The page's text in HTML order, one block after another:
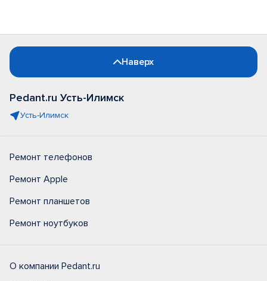
Наверх
Pedant.ru Усть-Илимск
Усть-Илимск
Ремонт телефонов
Ремонт Apple
Ремонт планшетов
Ремонт ноутбуков
О компании Pedant.ru